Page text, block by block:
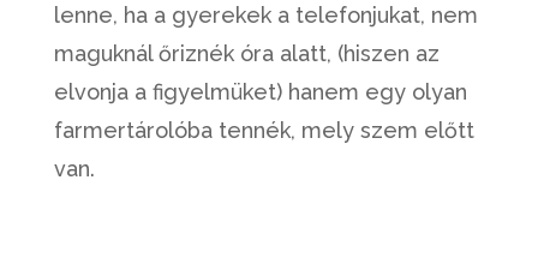
lenne, ha a gyerekek a telefonjukat, nem
maguknál őriznék óra alatt, (hiszen az
elvonja a figyelmüket) hanem egy olyan
farmertárolóba tennék, mely szem előtt
van.